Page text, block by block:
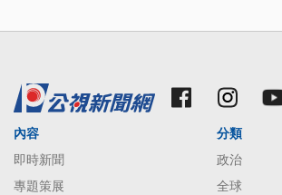
內容
即時新聞
專題策展
分類
政治
全球